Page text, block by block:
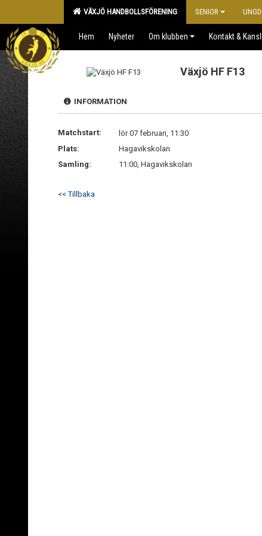
VÄXJÖ HANDBOLLSFÖRENING SENIOR
Hem Nyheter Om klubben Kontakt & Kansli
Växjö HF F13
INFORMATION
Matchstart:
lör 07 februari, 11:30
Plats:
Hagavikskolan
Samling:
11:00, Hagavikskolan
<< Tillbaka